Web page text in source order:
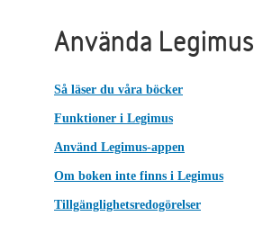
Använda Legimus
Så läser du våra böcker
Funktioner i Legimus
Använd Legimus-appen
Om boken inte finns i Legimus
Tillgänglighetsredogörelser